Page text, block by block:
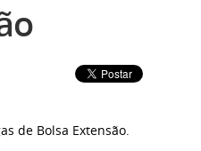
de Bolsa Extensão.